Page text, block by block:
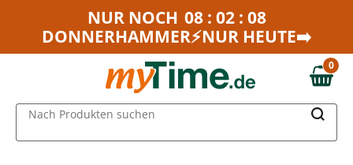
Zum Hauptinhalt springen
Zur Navigation springen
NUR NOCH 08 : 02 : 08
DONNERHAMMER⚡NUR HEUTE➡️
0,00 €
0
Nach Produkten suchen